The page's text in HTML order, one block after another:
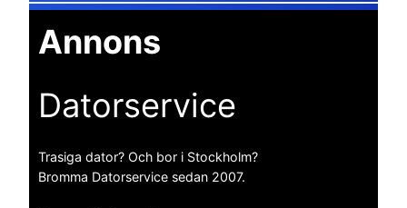
Annons
Datorservice
Trasiga dator? Och bor i Stockholm?
Bromma Datorservice sedan 2007.